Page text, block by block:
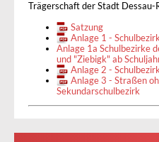
Trägerschaft der Stadt Dessau-
Satzung
Anlage 1 -
Anlage 1a Schulbezirke
und "Ziebigk" ab
Anlage 2 -
Anlage 3 - Straßen
Sekundarschulbezirk